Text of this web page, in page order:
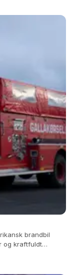
brandbil
og kraftfuldt